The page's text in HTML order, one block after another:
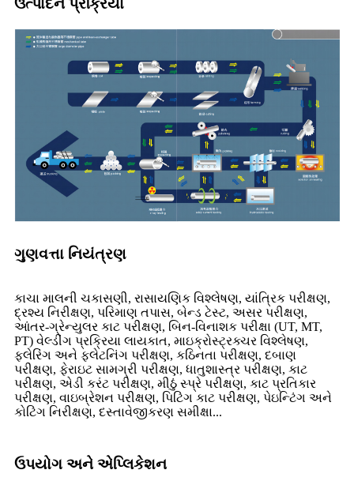
ઉત્પાદન પ્રક્રિયા
ગુણવત્તા નિયંત્રણ
કાચા માલની ચકાસણી, રાસાયણિક વિશ્લેષણ, યાંત્રિક પરીક્ષણ,
દ્રશ્ય નિરીક્ષણ, પરિમાણ તપાસ, બેન્ડ ટેસ્ટ, અસર પરીક્ષણ,
આંતર-ગ્રેન્યુલર કાટ પરીક્ષણ, બિન-વિનાશક પરીક્ષા (UT, MT,
PT) વેલ્ડીંગ પ્રક્રિયા લાયકાત, માઇક્રોસ્ટ્રક્ચર વિશ્લેષણ,
ફ્લેરિંગ અને ફ્લેટનિંગ પરીક્ષણ, કઠિનતા પરીક્ષણ, દબાણ
પરીક્ષણ, ફેરાઇટ સામગ્રી પરીક્ષણ, ધાતુશાસ્ત્ર પરીક્ષણ, કાટ
પરીક્ષણ, એડી કરંટ પરીક્ષણ, મીઠું સ્પ્રે પરીક્ષણ, કાટ પ્રતિકાર
પરીક્ષણ, વાઇબ્રેશન પરીક્ષણ, પિટિંગ કાટ પરીક્ષણ, પેઇન્ટિંગ અને
કોટિંગ નિરીક્ષણ, દસ્તાવેજીકરણ સમીક્ષા...
ઉપયોગ અને એપ્લિકેશન